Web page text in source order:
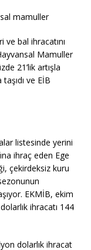
mamuller
bal ihracatını
Mamuller
21’lik artışla
ve EİB
listesinde yerini
ihraç eden Ege
çekirdeksiz kuru
EKMİB, ekim
ihracatı 144
dolarlık ihracat